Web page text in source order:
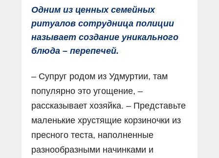
Одним из ценных семейных
ритуалов сотрудница полиции
называет создание уникального
блюда – перепечей.
– Супруг родом из Удмуртии, там
популярно это угощение, –
рассказывает хозяйка. – Представьте
маленькие хрустящие корзиночки из
пресного теста, наполненные
разнообразными начинками и